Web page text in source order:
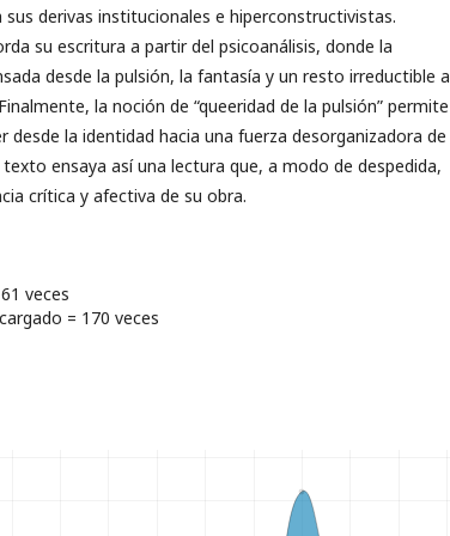
derivas institucionales e hiperconstructivistas.
su escritura a partir del psicoanálisis, donde la
desde la pulsión, la fantasía y un resto irreductible a
la noción de “queeridad de la pulsión” permite
desde la identidad hacia una fuerza desorganizadora de
ensaya así una lectura que, a modo de despedida,
crítica y afectiva de su obra.
veces
= 170 veces